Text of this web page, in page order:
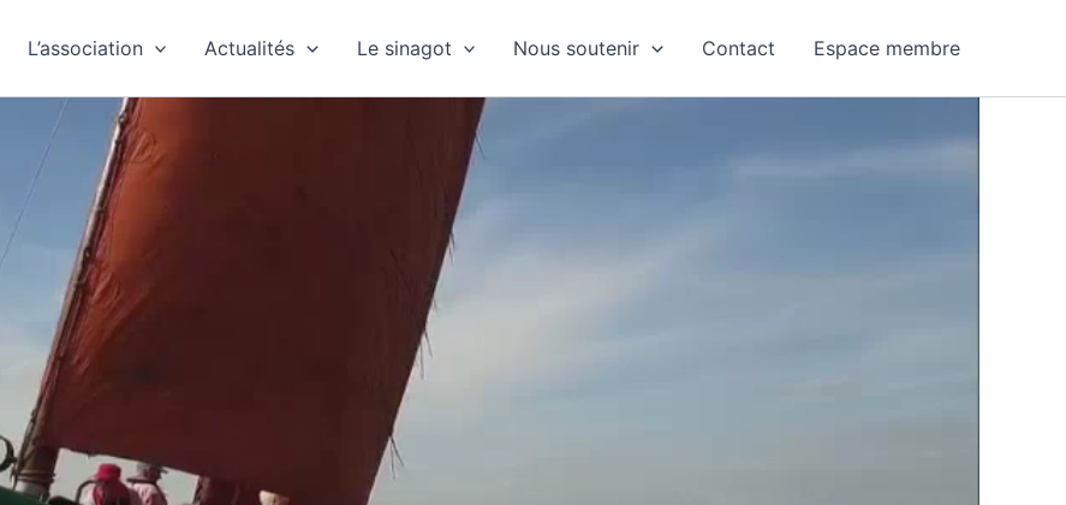
L’association Actualités Le sinagot Nous soutenir Contact Espace membre